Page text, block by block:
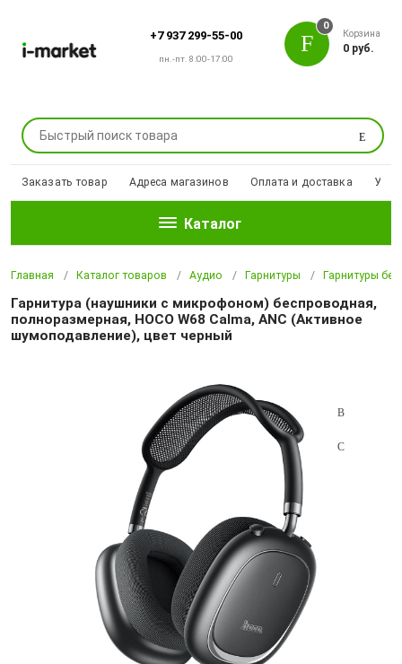
+7 937 299-55-00
пн.-пт. 8:00-17:00
Поиск
0
Корзина
0 руб.
Заказать товар Адреса магазинов Оплата и доставка
Каталог
Главная Каталог товаров Аудио Гарнитуры Гарнитуры
Гарнитура (наушники с микрофоном) беспроводная,
полноразмерная, HOCO W68 Calma, ANC (Активное
шумоподавление), цвет черный